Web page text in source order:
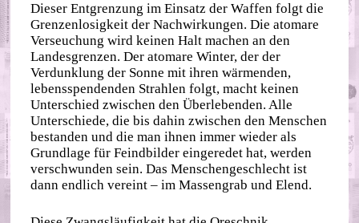
Dieser Entgrenzung im Einsatz der Waffen folgt die
Grenzenlosigkeit der Nachwirkungen. Die atomare
Verseuchung wird keinen Halt machen an den
Landesgrenzen. Der atomare Winter, der der
Verdunklung der Sonne mit ihren wärmenden,
lebensspendenden Strahlen folgt, macht keinen
Unterschied zwischen den Überlebenden. Alle
Unterschiede, die bis dahin zwischen den Menschen
bestanden und die man ihnen immer wieder als
Grundlage für Feindbilder eingeredet hat, werden
verschwunden sein. Das Menschengeschlecht ist
dann endlich vereint – im Massengrab und Elend.